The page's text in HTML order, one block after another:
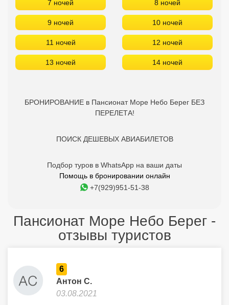
7 ночей 8 ночей
9 ночей 10 ночей
11 ночей 12 ночей
13 ночей 14 ночей
БРОНИРОВАНИЕ в Пансионат Море Небо Берег БЕЗ
ПЕРЕЛЕТА!
ПОИСК ДЕШЕВЫХ АВИАБИЛЕТОВ
Подбор туров в WhatsApp на ваши даты
Помощь в бронировании онлайн
+7(929)951-51-38
Пансионат Море Небо Берег -
отзывы туристов
6
Антон С.
03.08.2021